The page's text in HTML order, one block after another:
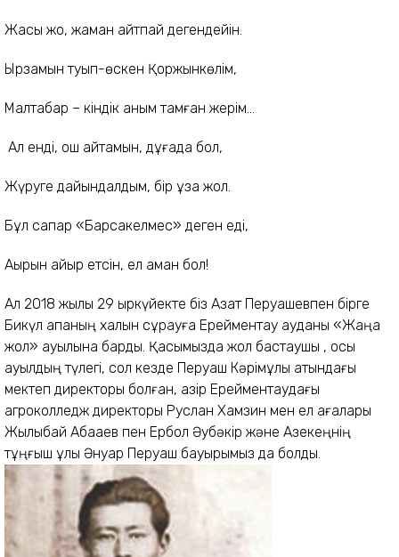
Жақсы жоқ, жаман айтпай дегендейін.
Ырзамын туып-өскен Қоржынкөлім,
Малтабар – кіндік қаным тамған жерім…
Ал енді, қош айтамын, дұғада бол,
Жүруге дайындалдым, бір ұзақ жол.
Бұл сапар «Барсакелмес» деген еді,
Ақырын қайыр етсін, ел аман бол!
Ал 2018 жылы 29 қыркүйекте біз Азат Перуашевпен бірге
Бикүл апаның халын сұрауға Ерейментау ауданы «Жаңа
жол» ауылына бардық. Қасымызда жол бастаушы , осы
ауылдың түлегі, сол кезде Перуаш Кәрімұлы атындағы
мектеп директоры болған, қазір Ерейментаудағы
агроколледж директоры Руслан Хамзин мен ел ағалары
Жылқыбай Абақаев пен Ербол Әубәкір және Азекеңнің
тұңғыш ұлы Әнуар Перуаш бауырымыз да болды.